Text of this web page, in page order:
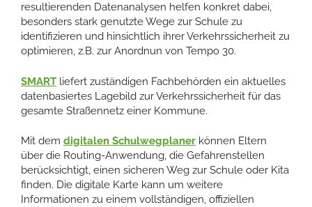
resultierenden Datenanalysen helfen konkret dabei,
besonders stark genutzte Wege zur Schule zu
identifizieren und hinsichtlich ihrer Verkehrssicherheit zu
optimieren, z.B. zur Anordnun von Tempo 30.
SMART liefert zuständigen Fachbehörden ein aktuelles
datenbasiertes Lagebild zur Verkehrssicherheit für das
gesamte Straßennetz einer Kommune.
Mit dem digitalen Schulwegplaner können Eltern
über die Routing-Anwendung, die Gefahrenstellen
berücksichtigt, einen sicheren Weg zur Schule oder Kita
finden. Die digitale Karte kann um weitere
Informationen zu einem vollständigen, offiziellen